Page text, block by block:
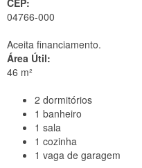
CEP:
04766-000
Aceita financiamento.
Área Útil:
46 m²
2 dormitórios
1 banheiro
1 sala
1 cozinha
1 vaga de garagem